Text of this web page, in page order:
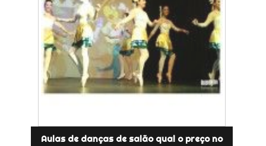
Aulas de danças de salão qual o preço no